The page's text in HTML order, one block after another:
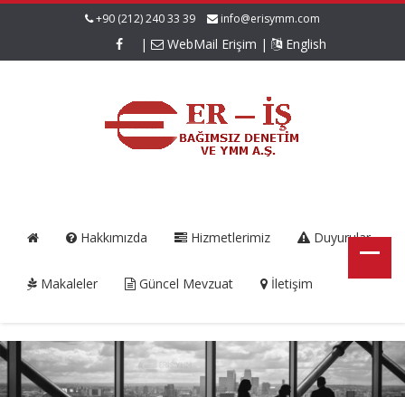
+90 (212) 240 33 39 info@erisymm.com
| WebMail Erişim | English
Hakkımızda Hizmetlerimiz Duyurular
Makaleler Güncel Mevzuat İletişim